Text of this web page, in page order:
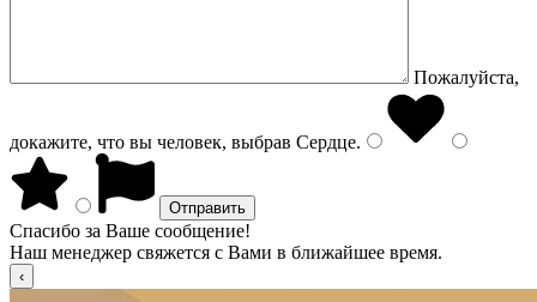
Пожалуйста,
докажите, что вы человек, выбрав Сердце.
Спасибо за Ваше сообщение!
Наш менеджер свяжется с Вами в ближайшее время.